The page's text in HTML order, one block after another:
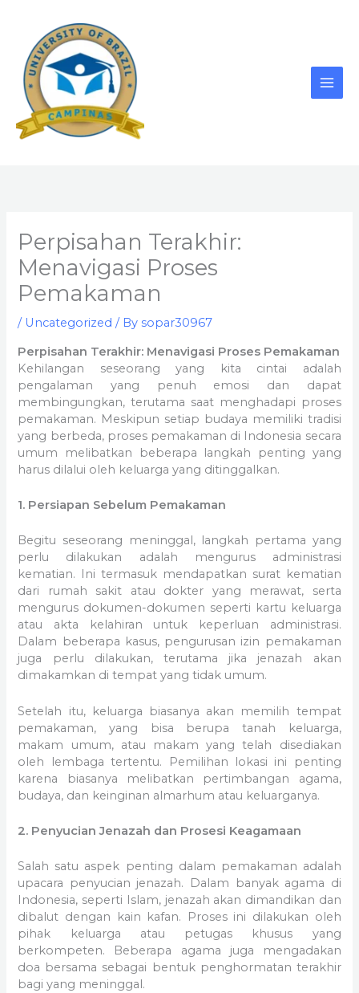
content
Perpisahan Terakhir:
Menavigasi Proses
Pemakaman
/ Uncategorized / Bysopar30967
Perpisahan Terakhir: Menavigasi Proses Pemakaman
Kehilangan seseorang yang kita cintai adalah
pengalaman yang penuh emosi dan dapat
membingungkan, terutama saat menghadapi proses
pemakaman. Meskipun setiap budaya memiliki tradisi
yang berbeda, proses pemakaman di Indonesia secara
umum melibatkan beberapa langkah penting yang
harus dilalui oleh keluarga yang ditinggalkan.
1. Persiapan Sebelum Pemakaman
Begitu seseorang meninggal, langkah pertama yang
perlu dilakukan adalah mengurus administrasi
kematian. Ini termasuk mendapatkan surat kematian
dari rumah sakit atau dokter yang merawat, serta
mengurus dokumen-dokumen seperti kartu keluarga
atau akta kelahiran untuk keperluan administrasi.
Dalam beberapa kasus, pengurusan izin pemakaman
juga perlu dilakukan, terutama jika jenazah akan
dimakamkan di tempat yang tidak umum.
Setelah itu, keluarga biasanya akan memilih tempat
pemakaman, yang bisa berupa tanah keluarga,
makam umum, atau makam yang telah disediakan
oleh lembaga tertentu. Pemilihan lokasi ini penting
karena biasanya melibatkan pertimbangan agama,
budaya, dan keinginan almarhum atau keluarganya.
2. Penyucian Jenazah dan Prosesi Keagamaan
Salah satu aspek penting dalam pemakaman adalah
upacara penyucian jenazah. Dalam banyak agama di
Indonesia, seperti Islam, jenazah akan dimandikan dan
dibalut dengan kain kafan. Proses ini dilakukan oleh
pihak keluarga atau petugas khusus yang
berkompeten. Beberapa agama juga mengadakan
doa bersama sebagai bentuk penghormatan terakhir
bagi yang meninggal.